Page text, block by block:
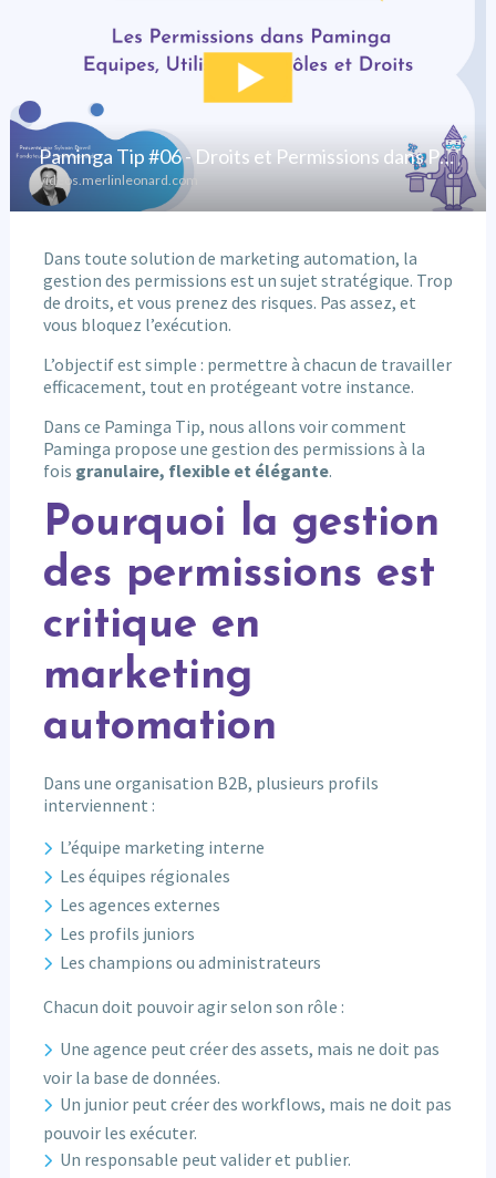
Dans toute solution de marketing automation, la
gestion des permissions est un sujet stratégique. Trop
de droits, et vous prenez des risques. Pas assez, et
vous bloquez l’exécution.
L’objectif est simple : permettre à chacun de travailler
efficacement, tout en protégeant votre instance.
Dans ce Paminga Tip, nous allons voir comment
Paminga propose une gestion des permissions à la
fois granulaire, flexible et élégante.
Pourquoi la gestion
des permissions est
critique en
marketing
automation
Dans une organisation B2B, plusieurs profils
interviennent :
L’équipe marketing interne
Les équipes régionales
Les agences externes
Les profils juniors
Les champions ou administrateurs
Chacun doit pouvoir agir selon son rôle :
Une agence peut créer des assets, mais ne doit pas
voir la base de données.
Un junior peut créer des workflows, mais ne doit pas
pouvoir les exécuter.
Un responsable peut valider et publier.